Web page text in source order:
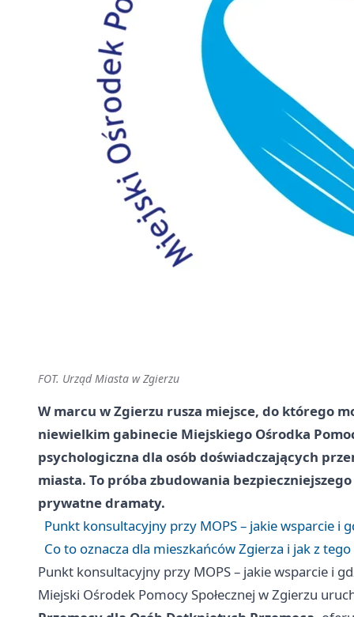
FOT. Urząd Miasta w Zgierzu
W marcu w Zgierzu rusza miejsce, do którego
niewielkim gabinecie Miejskiego Ośrodka
psychologiczna dla osób doświadczających
miasta. To próba zbudowania
prywatne dramaty.
Punkt konsultacyjny przy MOPS – jakie wsparcie i
Co to oznacza dla mieszkańców Zgierza i jak z
Punkt konsultacyjny przy MOPS – jakie wsparcie i
Miejski Ośrodek Pomocy Społecznej w Zgierzu